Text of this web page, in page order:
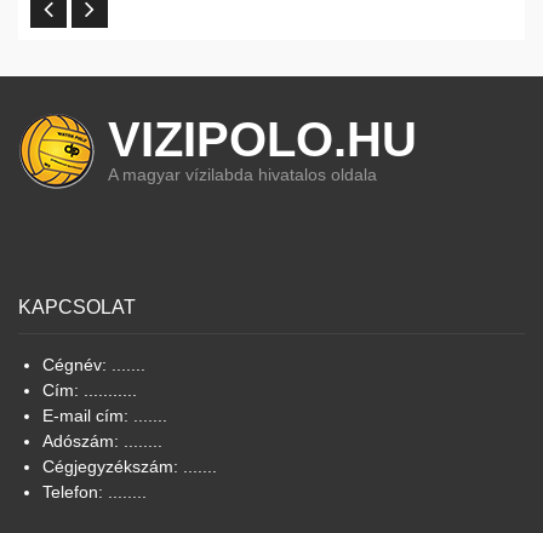
VIZIPOLO.HU
A magyar vízilabda hivatalos oldala
KAPCSOLAT
Cégnév: .......
Cím: ...........
E-mail cím: .......
Adószám: ........
Cégjegyzékszám: .......
Telefon: ........